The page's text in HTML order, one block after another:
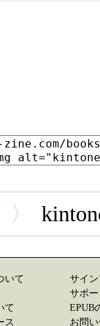
〉
いて
て
ス
サイ
サポ
EPUB
お問